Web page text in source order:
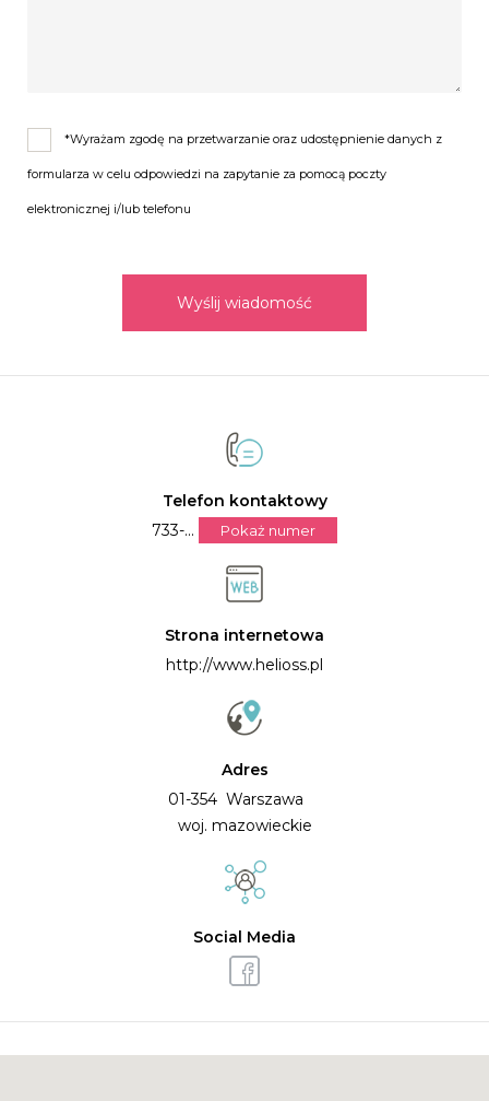
*Wyrażam zgodę na przetwarzanie oraz udostępnienie danych z
formularza w celu odpowiedzi na zapytanie za pomocą poczty
elektronicznej i/lub telefonu
Wyślij wiadomość
Telefon kontaktowy
733-...
Pokaż numer
Strona internetowa
http://www.helioss.pl
Adres
01-354 Warszawa
woj. mazowieckie
Social Media